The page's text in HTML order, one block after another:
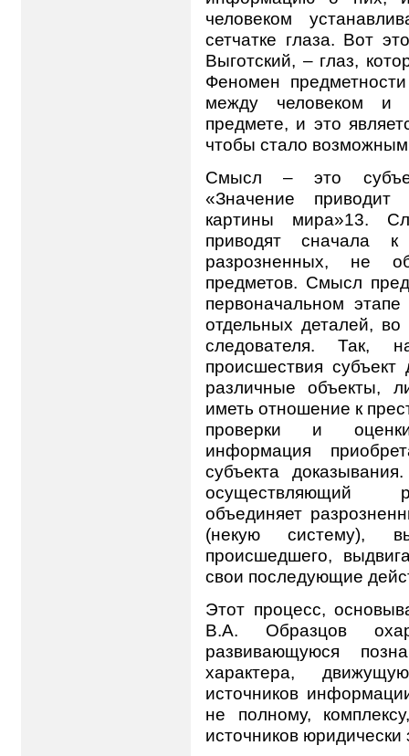
человеком
сетчатке глаза. Вот
Выготский, – глаз,
Феномен
между человеком и
предмете, и это
чтобы стало
Смысл – это
«Значение приводит
картины мира»13.
приводят сначала
разрозненных, не
предметов. Смысл
первоначальном
отдельных деталей,
следователя. Так,
происшествия
различные объекты,
иметь отношение к
проверки и оценки
информация
субъекта
осуществляющий
объединяет
(некую систему),
происшедшего,
свои последующие
Этот процесс,
В.А. Образцов
развивающуюся
характера,
источников
не полному,
источников